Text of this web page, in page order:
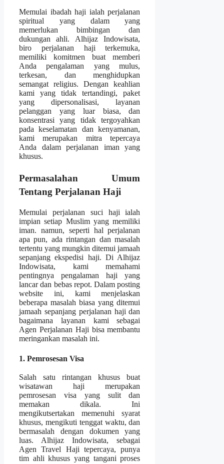
Memulai ibadah haji ialah perjalanan
spiritual yang dalam yang
memerlukan bimbingan dan
dukungan ahli. Alhijaz Indowisata,
biro perjalanan haji terkemuka,
memiliki komitmen buat memberi
Anda pengalaman yang mulus,
terkesan, dan menghidupkan
semangat religius. Dengan keahlian
kami yang tidak tertandingi, paket
yang dipersonalisasi, layanan
pelanggan yang luar biasa, dan
konsentrasi yang tidak tergoyahkan
pada keselamatan dan kenyamanan,
kami merupakan mitra tepercaya
Anda dalam perjalanan iman yang
khusus.
Permasalahan Umum
Tentang Perjalanan Haji
Memulai perjalanan suci haji ialah
impian setiap Muslim yang memiliki
iman. namun, seperti hal perjalanan
apa pun, ada rintangan dan masalah
tertentu yang mungkin ditemui jamaah
sepanjang ekspedisi haji. Di Alhijaz
Indowisata, kami memahami
pentingnya pengalaman haji yang
lancar dan bebas repot. Dalam posting
website ini, kami menjelaskan
beberapa masalah biasa yang ditemui
jamaah sepanjang perjalanan haji dan
bagaimana layanan kami sebagai
Agen Perjalanan Haji bisa membantu
meringankan masalah ini.
1. Pemrosesan Visa
Salah satu rintangan khusus buat
wisatawan haji merupakan
pemrosesan visa yang sulit dan
memakan dikala. Ini
mengikutsertakan memenuhi syarat
khusus, mengikuti tenggat waktu, dan
bermasalah dengan dokumen yang
luas. Alhijaz Indowisata, sebagai
Agen Travel Haji tepercaya, punya
tim ahli khusus yang tangani proses